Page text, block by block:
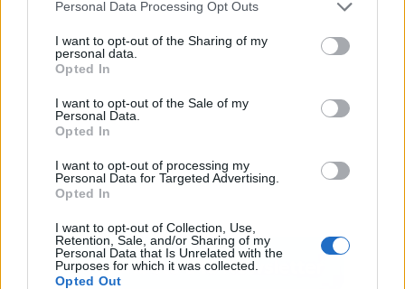
Personal Data Processing Opt Outs
I want to opt-out of the Sharing of my
personal data.
Opted In
I want to opt-out of the Sale of my
Personal Data.
Opted In
I want to opt-out of processing my
Personal Data for Targeted Advertising.
Opted In
I want to opt-out of Collection, Use,
Retention, Sale, and/or Sharing of my
Personal Data that Is Unrelated with the
Purposes for which it was collected.
Opted Out